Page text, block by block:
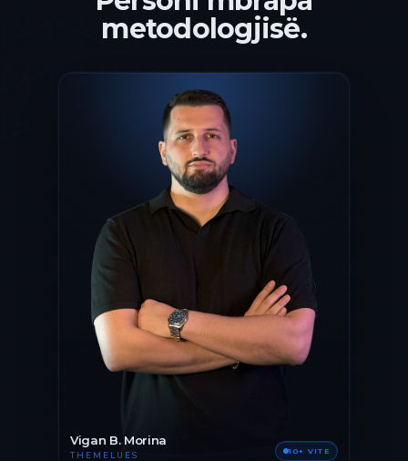
metodologjisë.
Vigan B. Morina
THEMELUES 10+ VITE